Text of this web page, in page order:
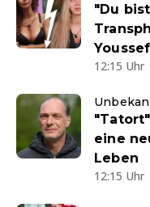
"Du
12:15 Uhr
eine
Leben
12:15 Uhr